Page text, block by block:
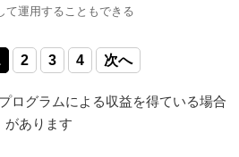
て運用することもできる
2 3 4 次へ
ログラムによる収益を得ている場合
があります